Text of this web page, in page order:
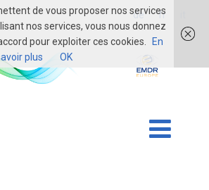
login de fr
de vous proposer nos services
nos services, vous nous donnez
pour exploiter ces cookies.
En
plus
OK